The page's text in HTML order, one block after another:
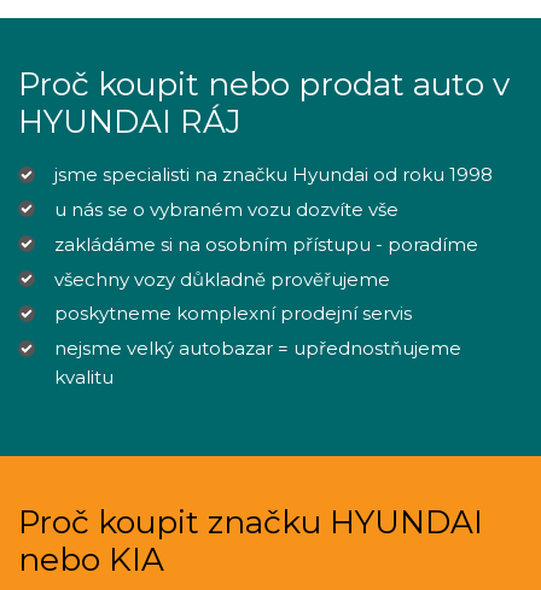
Proč koupit nebo prodat auto v
HYUNDAI RÁJ
jsme specialisti na značku Hyundai od roku 1998
u nás se o vybraném vozu dozvíte vše
zakládáme si na osobním přístupu - poradíme
všechny vozy důkladně prověřujeme
poskytneme komplexní prodejní servis
nejsme velký autobazar = upřednostňujeme
kvalitu
Proč koupit značku HYUNDAI
nebo KIA